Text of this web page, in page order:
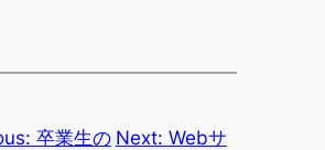
卒業生の Next: Webサ